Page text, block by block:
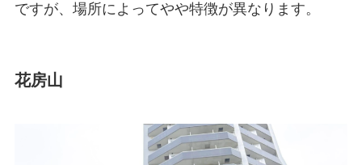
ですが、場所によってやや特徴が異なります。
花房山